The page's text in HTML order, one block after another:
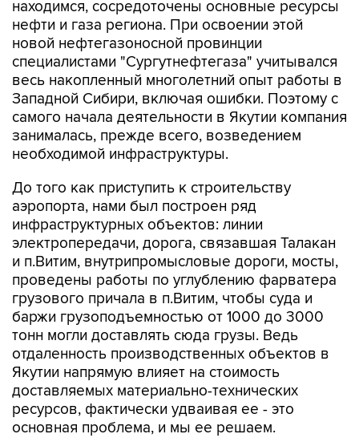
находимся, сосредоточены основные ресурсы
нефти и газа региона. При освоении этой
новой нефтегазоносной провинции
специалистами "Сургутнефтегаза" учитывался
весь накопленный многолетний опыт работы в
Западной Сибири, включая ошибки. Поэтому с
самого начала деятельности в Якутии компания
занималась, прежде всего, возведением
необходимой инфраструктуры.
До того как приступить к строительству
аэропорта, нами был построен ряд
инфраструктурных объектов: линии
электропередачи, дорога, связавшая Талакан
и п.Витим, внутрипромысловые дороги, мосты,
проведены работы по углублению фарватера
грузового причала в п.Витим, чтобы суда и
баржи грузоподъемностью от 1000 до 3000
тонн могли доставлять сюда грузы. Ведь
отдаленность производственных объектов в
Якутии напрямую влияет на стоимость
доставляемых материально-технических
ресурсов, фактически удваивая ее - это
основная проблема, и мы ее решаем.